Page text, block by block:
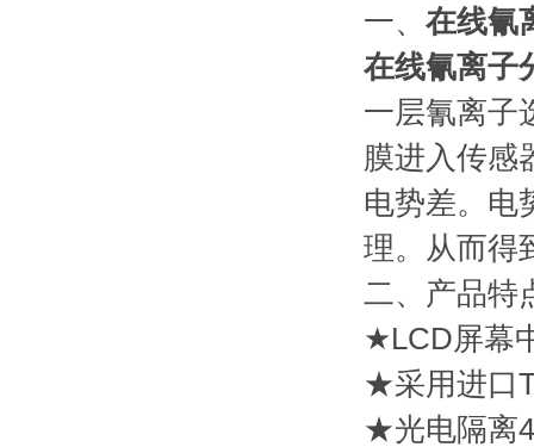
一、 在线氰
在线氰离子
一层氰离子
膜进入传感
电势差。电
理。从而得
二、产品特
★LCD屏幕
★采用进口
★光电隔离